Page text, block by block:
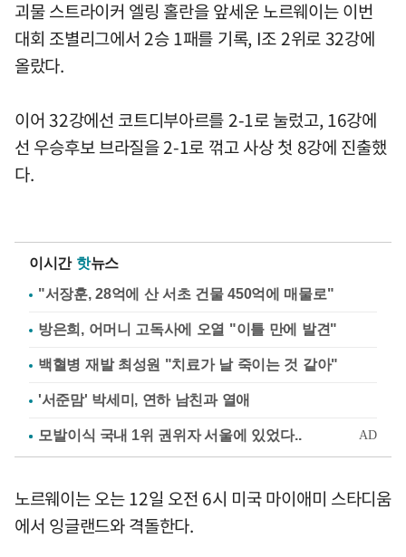
괴물 스트라이커 엘링 홀란을 앞세운 노르웨이는 이번
대회 조별리그에서 2승 1패를 기록, I조 2위로 32강에
올랐다.
이어 32강에선 코트디부아르를 2-1로 눌렀고, 16강에
선 우승후보 브라질을 2-1로 꺾고 사상 첫 8강에 진출했
다.
이시간 핫뉴스
"서장훈, 28억에 산 서초 건물 450억에 매물로"
방은희, 어머니 고독사에 오열 "이틀 만에 발견"
백혈병 재발 최성원 "치료가 날 죽이는 것 같아"
'서준맘' 박세미, 연하 남친과 열애
노르웨이는 오는 12일 오전 6시 미국 마이애미 스타디움
에서 잉글랜드와 격돌한다.